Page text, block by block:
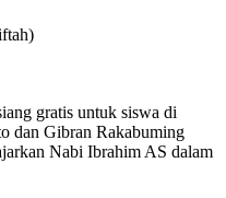
gratis untuk siswa di
dan Gibran Rakabuming
Nabi Ibrahim AS dalam